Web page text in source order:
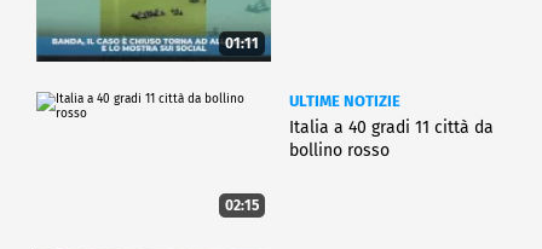
01:11
02:15
ULTIME NOTIZIE
Italia a 40 gradi 11 città da
bollino rosso